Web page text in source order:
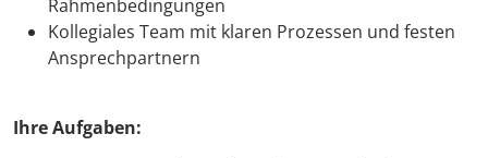
Rahmenbedingungen
Kollegiales Team mit klaren Prozessen und festen
Ansprechpartnern
Ihre Aufgaben: